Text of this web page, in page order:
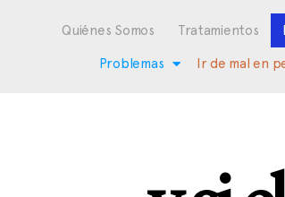
Quiénes Somos Tratamientos
Problemas Ir de mal en